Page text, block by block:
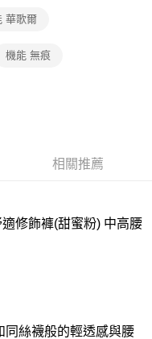
華歌爾
機能 無痕
相關推薦
修飾褲(甜蜜粉) 中高腰
同絲襪般的輕透感與腰